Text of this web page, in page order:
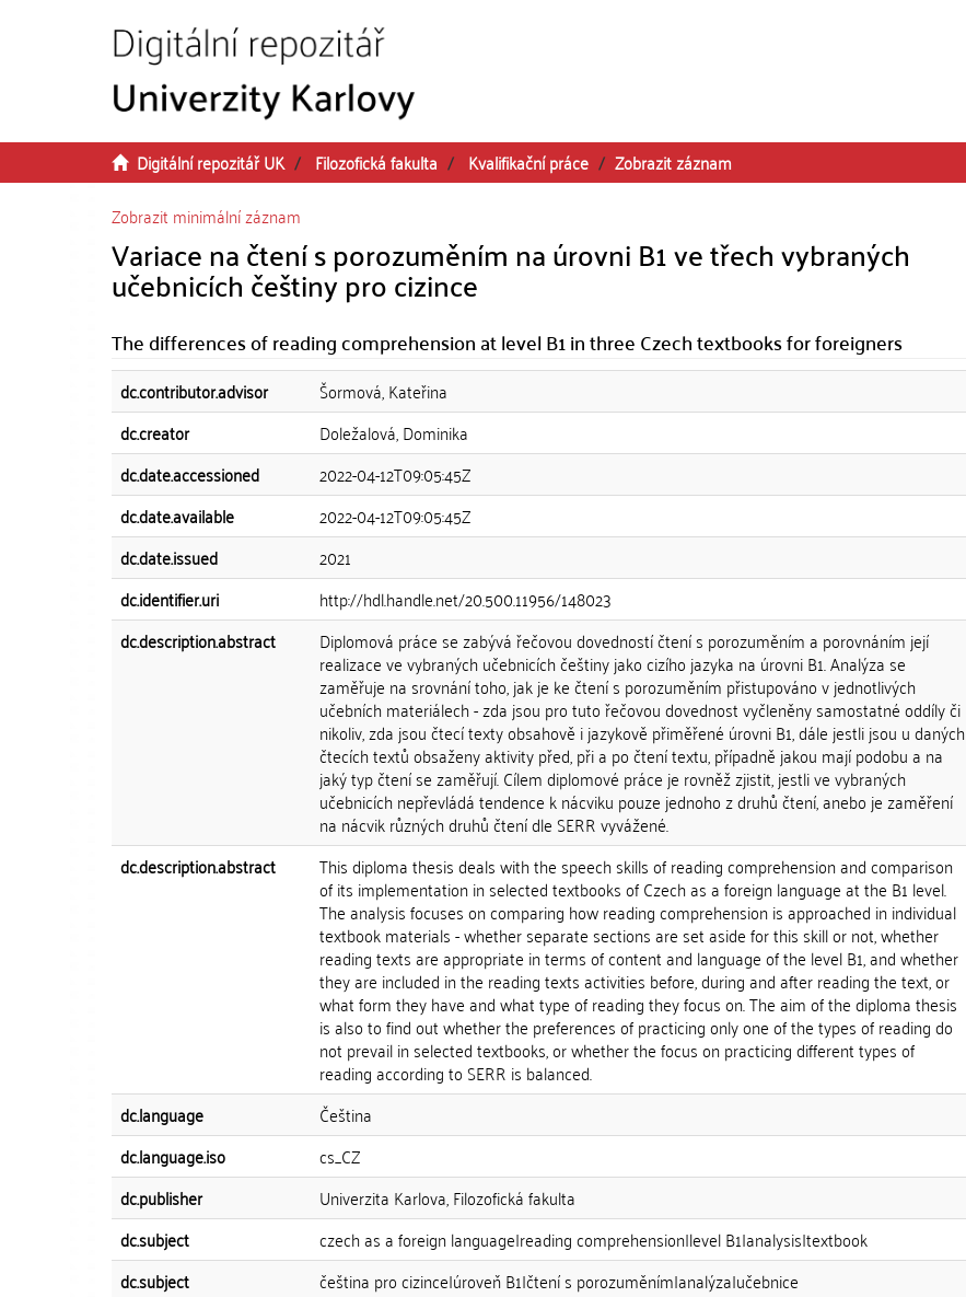
Digitální repozitář UK Filozofická fakulta Kvalifikační práce
Zobrazit záznam
Zobrazit minimální záznam
Variace na čtení s porozuměním na úrovni B1 ve třech vybraných
učebnicích češtiny pro cizince
The differences of reading comprehension at level B1 in three Czech textbooks for foreigners
dc.contributor.advisor
Šormová, Kateřina
dc.creator
Doležalová, Dominika
dc.date.accessioned
2022-04-12T09:05:45Z
dc.date.available
2022-04-12T09:05:45Z
dc.date.issued
2021
dc.identifier.uri
http://hdl.handle.net/20.500.11956/148023
dc.description.abstract
Diplomová práce se zabývá řečovou dovedností čtení s porozuměním a porovnáním její
realizace ve vybraných učebnicích češtiny jako cizího jazyka na úrovni B1. Analýza se
zaměřuje na srovnání toho, jak je ke čtení s porozuměním přistupováno v jednotlivých
učebních materiálech - zda jsou pro tuto řečovou dovednost vyčleněny samostatné oddíly či
nikoliv, zda jsou čtecí texty obsahově i jazykově přiměřené úrovni B1, dále jestli jsou u daných
čtecích textů obsaženy aktivity před, při a po čtení textu, případně jakou mají podobu a na
jaký typ čtení se zaměřují. Cílem diplomové práce je rovněž zjistit, jestli ve vybraných
učebnicích nepřevládá tendence k nácviku pouze jednoho z druhů čtení, anebo je zaměření
na nácvik různých druhů čtení dle SERR vyvážené.
dc.description.abstract This diploma thesis deals with the speech skills of reading comprehension and comparison
of its implementation in selected textbooks of Czech as a foreign language at the B1 level.
The analysis focuses on comparing how reading comprehension is approached in individual
textbook materials - whether separate sections are set aside for this skill or not, whether
reading texts are appropriate in terms of content and language of the level B1, and whether
they are included in the reading texts activities before, during and after reading the text, or
what form they have and what type of reading they focus on. The aim of the diploma thesis
is also to find out whether the preferences of practicing only one of the types of reading do
not prevail in selected textbooks, or whether the focus on practicing different types of
reading according to SERR is balanced.
dc.language Čeština
dc.language.iso
cs_CZ
dc.publisher
Univerzita Karlova, Filozofická fakulta
dc.subject
czech as a foreign language|reading comprehension|level B1|analysis|textbook
dc.subject
čeština pro cizince|úroveň B1|čtení s porozuměním|analýza|učebnice